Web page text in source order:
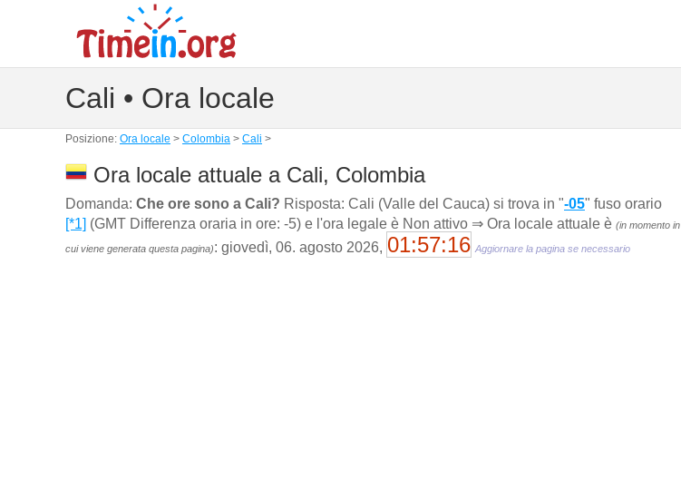
Cali • Ora locale
Posizione: Ora locale > Colombia > Cali >
Ora locale attuale a Cali, Colombia
Domanda: Che ore sono a Cali? Risposta: Cali (Valle del Cauca) si trova in "-05" fuso orario
[*1] (GMT Differenza oraria in ore: -5) e l'ora legale è Non attivo ⇒ Ora locale attuale è (in momento in
cui viene generata questa pagina): giovedì, 06. agosto 2026, 01:57:17 Aggiornare la pagina se necessario